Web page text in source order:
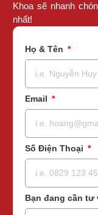
Khoa sẽ nhanh
nhất!
Họ & Tên
Email
Số Điện Thoại
Bạn đang cần tư